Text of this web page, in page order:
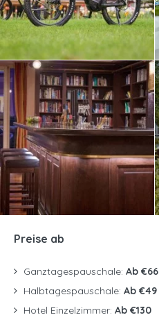
Preise ab
Ganztagespauschale: Ab €66
Halbtagespauschale: Ab €49
Hotel Einzelzimmer: Ab €130